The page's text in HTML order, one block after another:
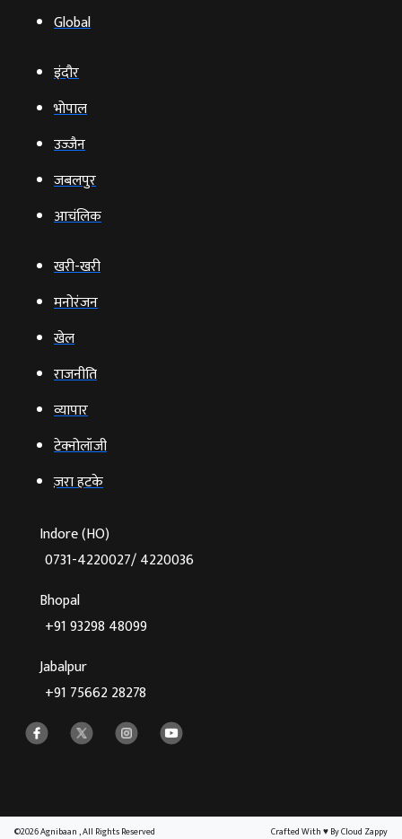
Global
इंदौर
भोपाल
उज्‍जैन
जबलपुर
आचंलिक
खरी-खरी
मनोरंजन
खेल
राजनीति
व्‍यापार
टेक्‍नोलॉजी
ज़रा हटके
Indore (HO)
0731-4220027/ 4220036
Bhopal
+91 93298 48099
Jabalpur
+91 75662 28278
©2026 Agnibaan , All Rights Reserved Crafted With♥By Cloud Zappy